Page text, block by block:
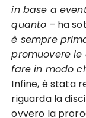
in base a
quanto – ha
è sempre
promuovere
fare in modo
Infine, è stata
riguarda la
ovvero la